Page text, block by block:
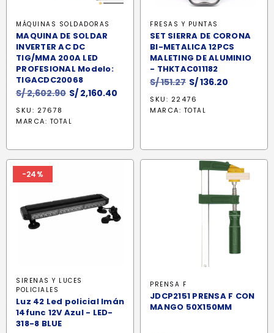
MÁQUINAS SOLDADORAS
MAQUINA DE SOLDAR
INVERTER AC DC
TIG/MMA 200A LED
PROFESIONAL Modelo:
TIGACDC20068
S/2,602.90 El
original
S/ 2,160.40
SKU: 27678
MARCA: TOTAL
FRESAS Y PUNTAS
SET SIERRA DE CORONA
BI-METALICA 12PCS
MALETING DE ALUMINIO
- THKTAC011182
S/151.27 El
precio
original
S/136.20
SKU: 22476
MARCA: TOTAL
-24%
SIRENAS Y LUCES
POLICIALES
Luz 42 Led policial Imán
14func 12V Azul - LED-
318-8 BLUE
PRENSA F
JDCP2151 PRENSA F CON
MANGO 50X150MM